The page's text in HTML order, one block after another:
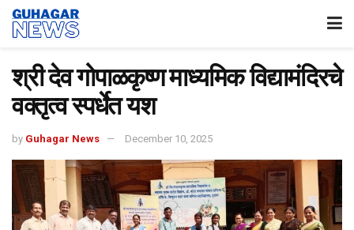
श्री देव गोपाळकृष्ण माध्यमिक विद्यामंदिरचे
वक्तृत्व स्पर्धेत यश
by Guhagar News December 10, 2025